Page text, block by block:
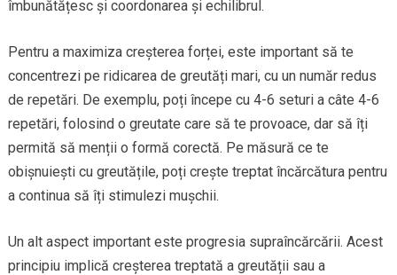
îmbunătățesc și coordonarea și echilibrul.
Pentru a maximiza creșterea forței, este important să te
concentrezi pe ridicarea de greutăți mari, cu un număr redus
de repetări. De exemplu, poți începe cu 4-6 seturi a câte 4-6
repetări, folosind o greutate care să te provoace, dar să îți
permită să menții o formă corectă. Pe măsură ce te
obișnuiești cu greutățile, poți crește treptat încărcătura pentru
a continua să îți stimulezi mușchii.
Un alt aspect important este progresia supraîncărcării. Acest
principiu implică creșterea treptată a greutății sau a